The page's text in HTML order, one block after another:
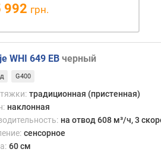
992 грн.
WHI 649 EB черный
G400
традиционная (пристенная)
наклонная
на отвод 608 м³/ч, 3
сенсорное
60 см